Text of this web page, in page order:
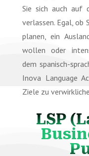
Sie sich auch auf
verlassen. Egal, ob
planen, ein
wollen oder
dem spanisch-
Inova Language
Ziele zu
LSP